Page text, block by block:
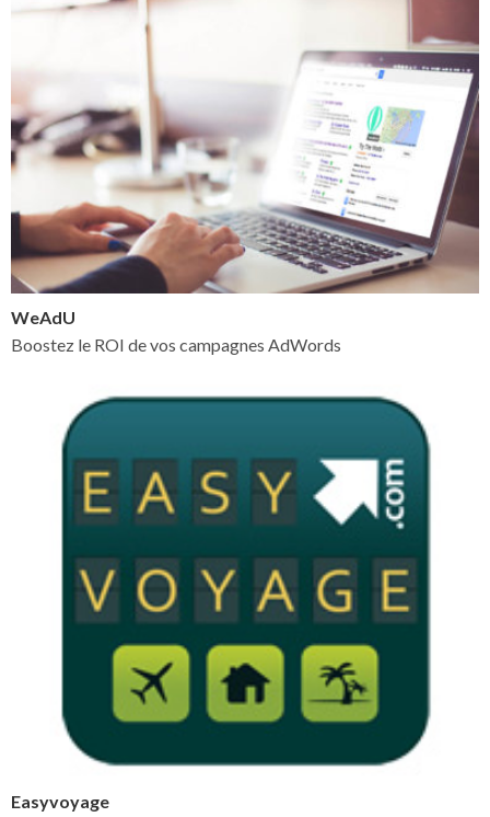
WeAdU
Boostez le ROI de vos campagnes AdWords
Easyvoyage